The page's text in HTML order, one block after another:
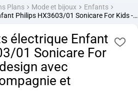
Plans Mode et bijoux
Enfants
Brosse à dents électrique Enfant Philips HX3603/01 Sonicare For Kids - edition design avec animaux de compagnie et autocollants
électrique Enfant
01 Sonicare For
avec
et